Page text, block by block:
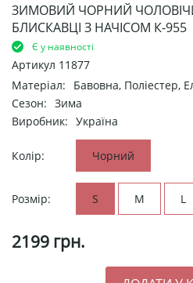
ЗИМОВИЙ ЧОРНИЙ
БЛИСКАВЦІ З НАЧІСОМ К-955
Є у наявності
Артикул 11877
Матеріал:
Бавовна, Поліестер,
Сезон: Зима
Виробник: Україна
Колір: Чорний
Розмір: S M L
2199 грн.